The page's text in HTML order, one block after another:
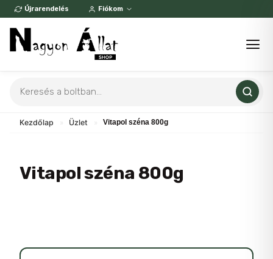
Skip
content
Újrarendelés Fiókom
search
Kezdőlap Üzlet Vitapol széna 800g
Vitapol széna 800g